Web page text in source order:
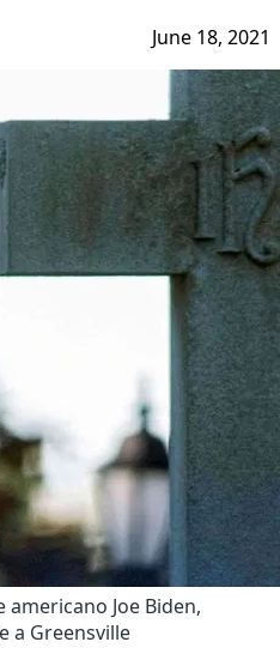
June 18, 2021
Joe Biden,
a Greensville